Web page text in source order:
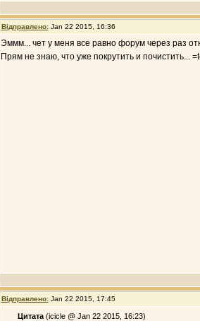
Відправлено: Jan 22 2015, 16:36
Эммм... чет у меня все равно форум через раз
Прям не знаю, что уже покрутить и почистить...
Відправлено: Jan 22 2015, 17:45
Цитата(icicle @ Jan 22 2015, 16:23)